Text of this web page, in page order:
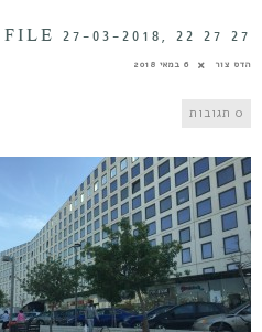
FILE 27-03-2018, 22 27 27
הדס צור 6 במאי 2018
0 תגובות